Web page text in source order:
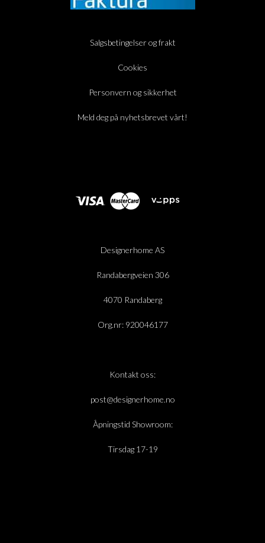
Salgsbetingelser og frakt
Cookies
Personvern og sikkerhet
Meld deg på nyhetsbrevet vårt!
Designerhome AS
Randabergveien 306
4070 Randaberg
Org.nr: 920046177
Kontakt oss:
post@designerhome.no
Åpningstid Showroom:
Tirsdag 17-19